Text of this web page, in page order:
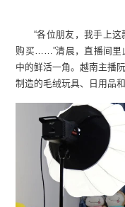
“各位朋友，我手上
购买……”清晨，直播间里
中的鲜活一角。越南主播
制造的毛绒玩具、日用品和